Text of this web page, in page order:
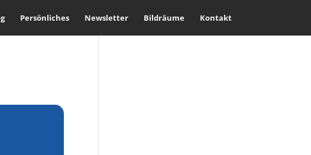
Persönliches Newsletter Bildräume Kontakt